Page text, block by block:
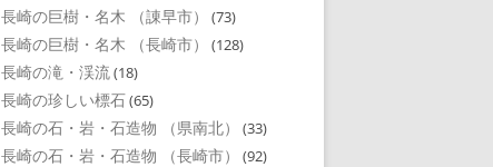
長崎の巨樹・名木 （諌早市） (73)
長崎の巨樹・名木 （長崎市） (128)
長崎の滝・渓流(18)
長崎の珍しい標石(65)
長崎の石・岩・石造物 （県南北） (33)
長崎の石・岩・石造物 （長崎市） (92)